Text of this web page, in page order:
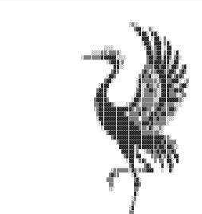
░░░░
░░░░▒▒░▒▒▒▒░
░▒▒▒▒▒▒▒▓▓▓▓▓▓░░░░
░▒▓▓▓░▒
▓▓░░
▒▓▒
░▓▓▒
▒▓▓░
░▓▓▓
▒▓▓▓░
▓▓▓▓
▒▓▓▓▓▒
▒▒▓▓▓▓▓▒░
░▓▓